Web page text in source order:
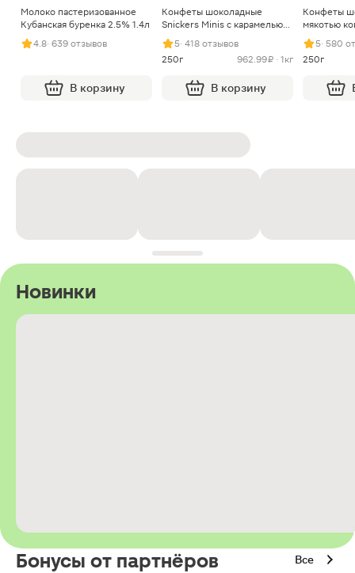
Молоко пастеризованное
Кубанская буренка 2.5% 1.4л
4.8· 639 отзывов
В корзину
Конфеты шоколадные
Snickers Minis с карамелью
арахисом и нугой
5· 418 отзывов
250г
962.99 ₽ · 1кг
В корзину
Конфеты
мякотью
5· 580
250г
Новинки
Бонусы от партнёров Все